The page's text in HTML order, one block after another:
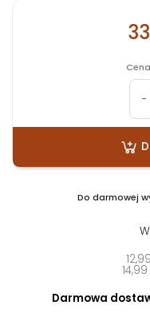
-
Do darmowej
Darmowa